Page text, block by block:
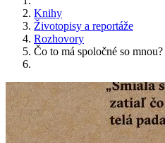
Knihy
Životopisy a reportáže
Rozhovory
Čo to má spoločné so mnou?